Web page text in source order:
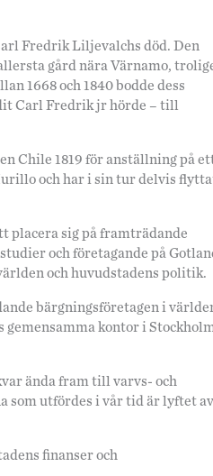
Fredrik Liljevalchs död. Den
gård nära Värnamo,
1668 och 1840 bodde dess
Carl Fredrik jr hörde – till
Chile 1819 för anställning på
och har i sin tur delvis
placera sig på framträdande
och företagande på
och huvudstadens politik.
bärgningsföretagen i
kontor i
ända fram till varvs- och
som utfördes i vår tid är lyftet av
finanser och